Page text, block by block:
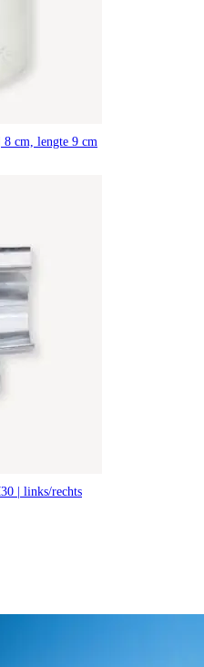
cm, lengte 9 cm
| links/rechts